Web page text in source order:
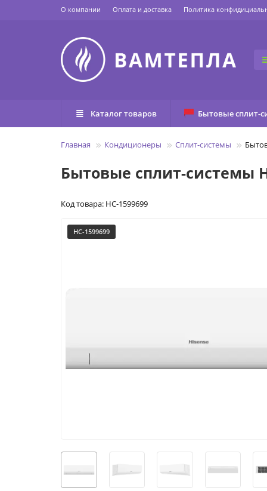
О компании Оплата и доставка Политика
Каталог товаров Бытовые сплит-
Главная Кондиционеры Сплит-системы
Бытовые сплит-системы
Код товара: НС-1599699
НС-1599699